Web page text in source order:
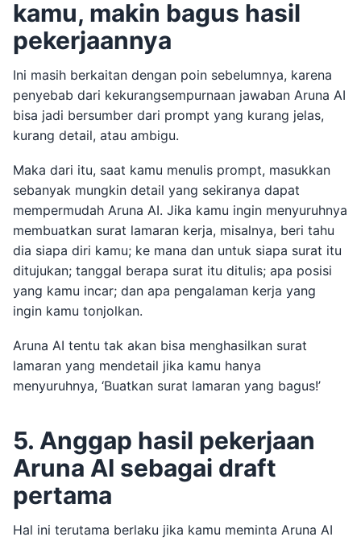
kamu, makin bagus hasil
pekerjaannya
Ini masih berkaitan dengan poin sebelumnya, karena
penyebab dari kekurangsempurnaan jawaban Aruna AI
bisa jadi bersumber dari prompt yang kurang jelas,
kurang detail, atau ambigu.
Maka dari itu, saat kamu menulis prompt, masukkan
sebanyak mungkin detail yang sekiranya dapat
mempermudah Aruna AI. Jika kamu ingin menyuruhnya
membuatkan surat lamaran kerja, misalnya, beri tahu
dia siapa diri kamu; ke mana dan untuk siapa surat itu
ditujukan; tanggal berapa surat itu ditulis; apa posisi
yang kamu incar; dan apa pengalaman kerja yang
ingin kamu tonjolkan.
Aruna AI tentu tak akan bisa menghasilkan surat
lamaran yang mendetail jika kamu hanya
menyuruhnya, ‘Buatkan surat lamaran yang bagus!’
5. Anggap hasil pekerjaan
Aruna AI sebagai draft
pertama
Hal ini terutama berlaku jika kamu meminta Aruna AI